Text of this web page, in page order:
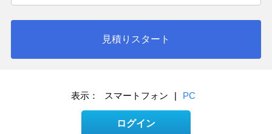
見積りスタート
表示： スマートフォン PC
ログイン